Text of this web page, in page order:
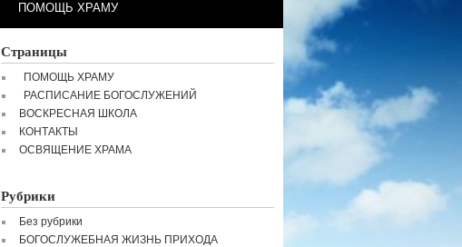
ПОМОЩЬ ХРАМУ
Страницы
ПОМОЩЬ ХРАМУ
РАСПИСАНИЕ БОГОСЛУЖЕНИЙ
ВОСКРЕСНАЯ ШКОЛА
КОНТАКТЫ
ОСВЯЩЕНИЕ ХРАМА
Рубрики
Без рубрики
БОГОСЛУЖЕБНАЯ ЖИЗНЬ ПРИХОДА